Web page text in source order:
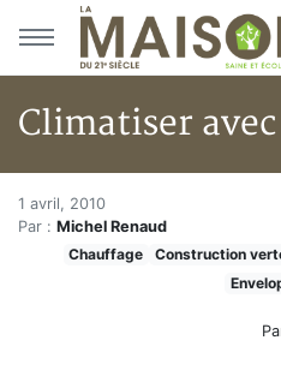
Aller au menu principal
Aller au contenu principal
Climatiser
Accueil
Articles
Construction verte
Enveloppe du bâtiment
Climatiser avec la nature
Climatiser avec
1 avril, 2010
Par : Michel Renaud
Chauffage
Construction